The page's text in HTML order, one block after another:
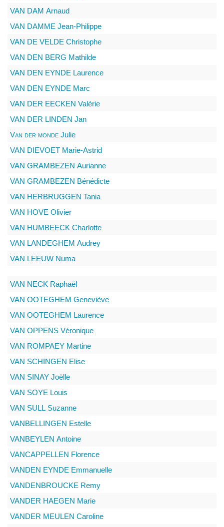
VAN DAM Arnaud
VAN DAMME Jean-Philippe
VAN DE VELDE Christophe
VAN DEN BERG Mathilde
VAN DEN EYNDE Laurence
VAN DEN EYNDE Marc
VAN DER EECKEN Valérie
VAN DER LINDEN Jan
Van der monde Julie
VAN DIEVOET Marie-Astrid
VAN GRAMBEZEN Aurianne
VAN GRAMBEZEN Bénédicte
VAN HERBRUGGEN Tania
VAN HOVE Olivier
VAN HUMBEECK Charlotte
VAN LANDEGHEM Audrey
VAN LEEUW Numa
VAN NECK Raphaël
VAN OOTEGHEM Geneviève
VAN OOTEGHEM Laurence
VAN OPPENS Véronique
VAN ROMPAEY Martine
VAN SCHINGEN Elise
VAN SINAY Joëlle
VAN SOYE Louis
VAN SULL Suzanne
VANBELLINGEN Estelle
VANBEYLEN Antoine
VANCAPPELLEN Florence
VANDEN EYNDE Emmanuelle
VANDENBROUCKE Remy
VANDER HAEGEN Marie
VANDER MEULEN Caroline